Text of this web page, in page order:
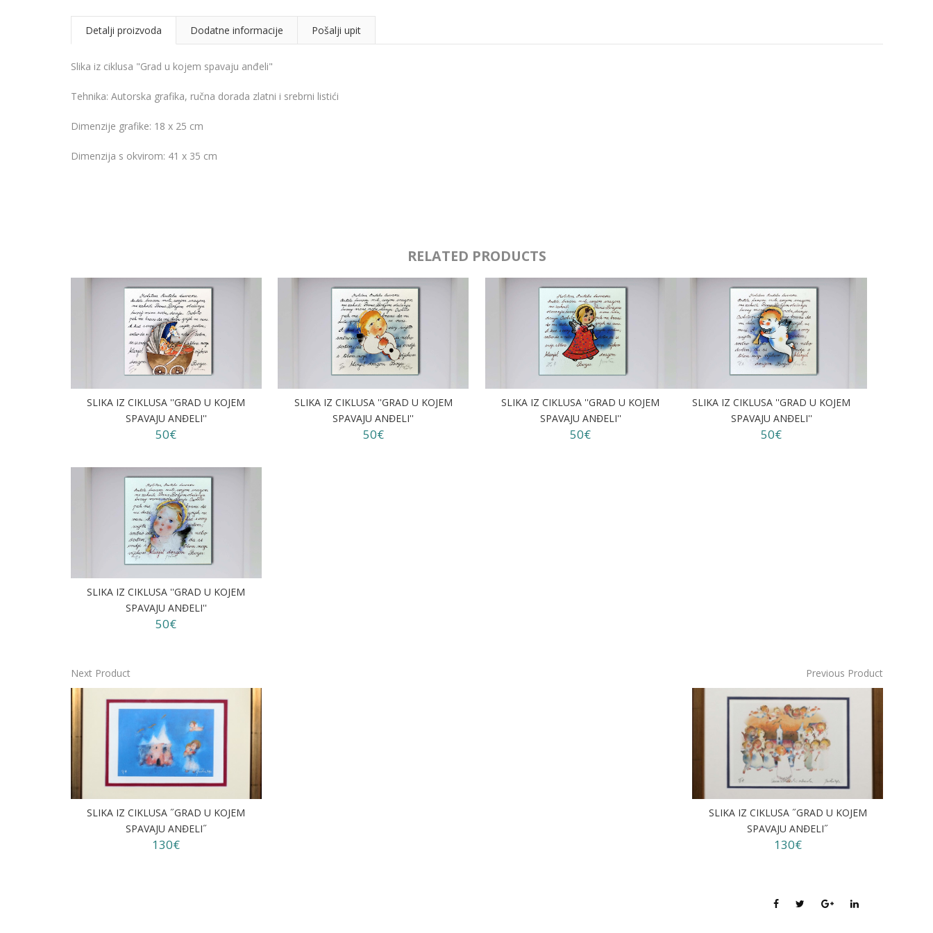
Detalji proizvoda Dodatne informacije Pošalji upit
Slika iz ciklusa "Grad u kojem spavaju anđeli"
Tehnika: Autorska grafika, ručna dorada zlatni i srebrni listići
Dimenzije grafike: 18 x 25 cm
Dimenzija s okvirom: 41 x 35 cm
RELATED PRODUCTS
SLIKA IZ CIKLUSA ''GRAD U KOJEM
SPAVAJU ANĐELI''
50€
SLIKA IZ CIKLUSA ''GRAD U KOJEM
SPAVAJU ANĐELI''
50€
SLIKA IZ CIKLUSA ''GRAD U KOJEM
SPAVAJU ANĐELI''
50€
SLIKA IZ CIKLUSA ''GRAD U KOJEM
SPAVAJU ANĐELI''
50€
SLIKA IZ CIKLUSA ''GRAD U KOJEM
SPAVAJU ANĐELI''
50€
Next Product
SLIKA IZ CIKLUSA ˝GRAD U KOJEM
SPAVAJU ANĐELI˝
130€
Previous Product
SLIKA IZ CIKLUSA ˝GRAD U KOJEM
SPAVAJU ANĐELI˝
130€